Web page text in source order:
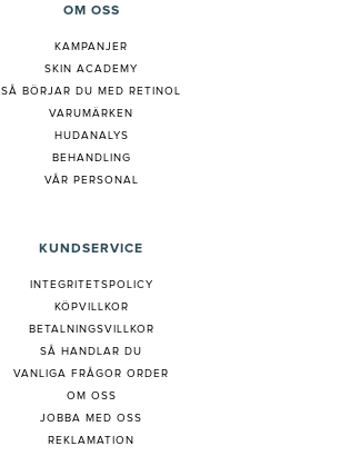
OM OSS
KAMPANJER
SKIN ACADEMY
SÅ BÖRJAR DU MED RETINOL
VARUMÄRKEN
HUDANALYS
BEHANDLING
VÅR PERSONAL
KUNDSERVICE
INTEGRITETSPOLICY
KÖPVILLKOR
BETALNINGSVILLKOR
SÅ HANDLAR DU
VANLIGA FRÅGOR ORDER
OM OSS
JOBBA MED OSS
REKLAMATION